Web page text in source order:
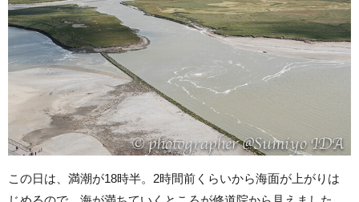
この日は、満潮が18時半。2時間前くらいから海面が上がりは